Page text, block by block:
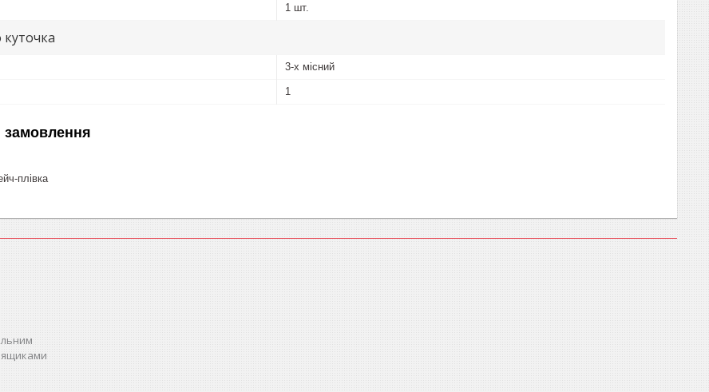
1 шт.
3-х місний
1
замовлення
плівка
ящиками